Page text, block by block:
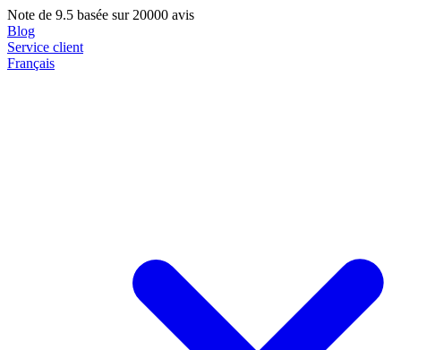
Note de 9.5 basée sur 20000 avis
Blog
Service client
Français